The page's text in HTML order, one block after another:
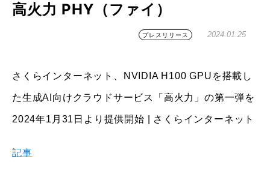
高火力 PHY（ファイ）
プレスリリース 2024.01.25
さくらインターネット、NVIDIA H100 GPUを搭載し
た生成AI向けクラウドサービス「高火力」の第一弾を
2024年1月31日より提供開始 | さくらインターネット
記事